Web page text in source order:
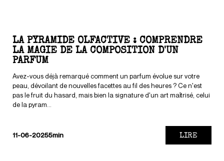
LA PYRAMIDE OLFACTIVE : COMPRENDRE
LA MAGIE DE LA COMPOSITION D'UN
PARFUM
Avez-vous déjà remarqué comment un parfum évolue sur votre
peau, dévoilant de nouvelles facettes au fil des heures ? Ce n'est
pas le fruit du hasard, mais bien la signature d'un art maîtrisé, celui
de la pyram...
11-06-20255min LIRE